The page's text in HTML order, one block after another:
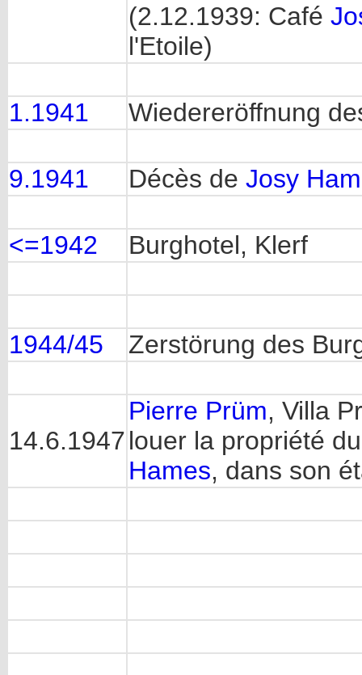
(2.12.1939: Café
l'Etoile)
1.1941 Wiedereröffnung
9.1941 Décès de Josy
<=1942 Burghotel, Klerf
1944/45 Zerstörung des
14.6.1947
Pierre Prüm, Villa
louer la propriété
Hames, dans son